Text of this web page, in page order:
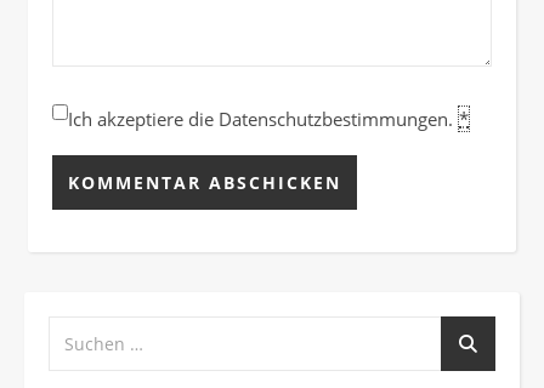
Ich akzeptiere die Datenschutzbestimmungen. *